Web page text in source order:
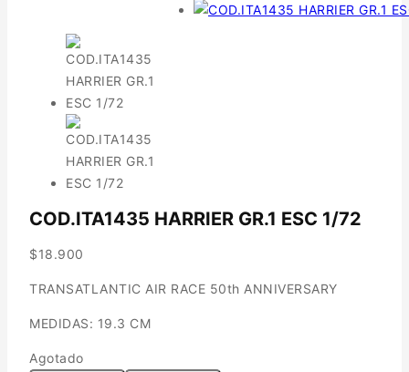
COD.ITA1435 HARRIER GR.1 ESC 1/72
$18.900
TRANSATLANTIC AIR RACE 50th ANNIVERSARY
MEDIDAS: 19.3 CM
Agotado